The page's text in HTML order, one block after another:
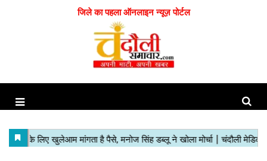
जिले का पहला ऑनलाइन न्यूज़ पोर्टल